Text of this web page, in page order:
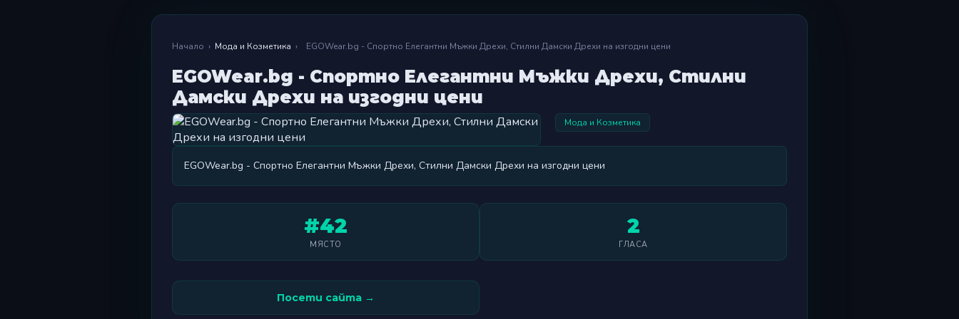
Начало › Мода и Козметика › EGOWear.bg - Спортно Елегантни Мъжки Дрехи, Стилни Дамски Дрехи на изгодни цени
EGOWear.bg - Спортно Елегантни Мъжки Дрехи, Стилни
Дамски Дрехи на изгодни цени
Мода и Козметика
EGOWear.bg - Спортно Елегантни Мъжки Дрехи, Стилни Дамски Дрехи на изгодни цени
#42
МЯСТО
2
ГЛАСА
Посети сайта →